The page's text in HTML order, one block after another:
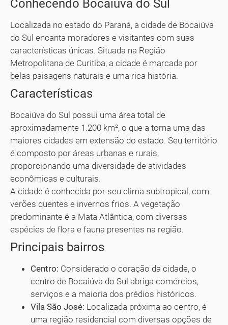
Conhecendo Bocaiúva do Sul
Localizada no estado do Paraná, a cidade de Bocaiúva
do Sul encanta moradores e visitantes com suas
características únicas. Situada na Região
Metropolitana de Curitiba, a cidade é marcada por
belas paisagens naturais e uma rica história.
Características
Bocaiúva do Sul possui uma área total de
aproximadamente 1.200 km², o que a torna uma das
maiores cidades em extensão do estado. Seu território
é composto por áreas urbanas e rurais,
proporcionando uma diversidade de atividades
econômicas e culturais.
A cidade é conhecida por seu clima subtropical, com
verões quentes e invernos frios. A vegetação
predominante é a Mata Atlântica, com diversas
espécies de flora e fauna presentes na região.
Principais bairros
Centro: Considerado o coração da cidade, o
centro de Bocaiúva do Sul abriga comércios,
serviços e a maioria dos prédios históricos.
Vila São José: Localizada próxima ao centro, é
uma região residencial com diversas opções de